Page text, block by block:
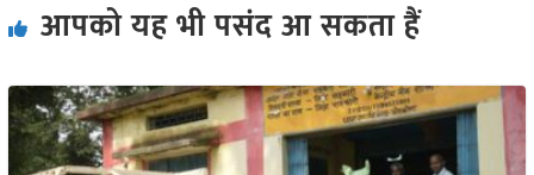
आपको यह भी पसंद आ सकता हैं